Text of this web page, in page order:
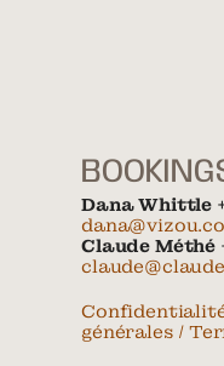
Dana Whittle
Claude Méthé
générales /